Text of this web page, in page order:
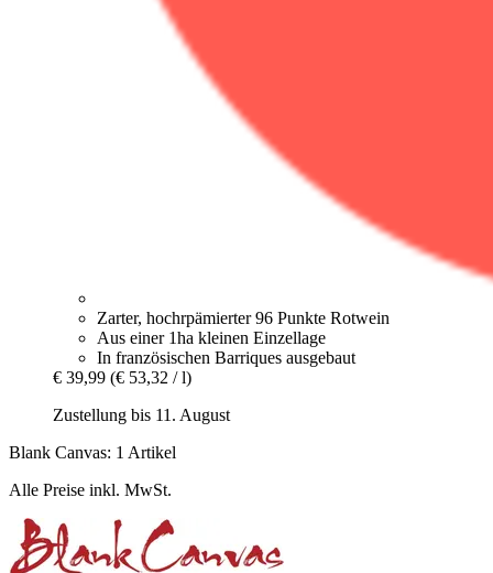
Zarter, hochrpämierter 96 Punkte Rotwein
Aus einer 1ha kleinen Einzellage
In französischen Barriques ausgebaut
€ 39,99 (€ 53,32 / l)
Zustellung bis 11. August
Blank Canvas: 1 Artikel
Alle Preise inkl. MwSt.